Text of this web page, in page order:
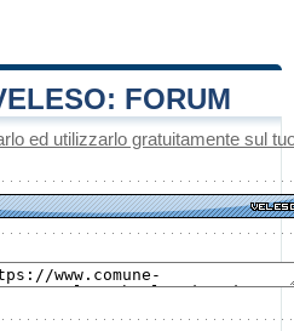
FORUM
ed utilizzarlo gratuitamente sul